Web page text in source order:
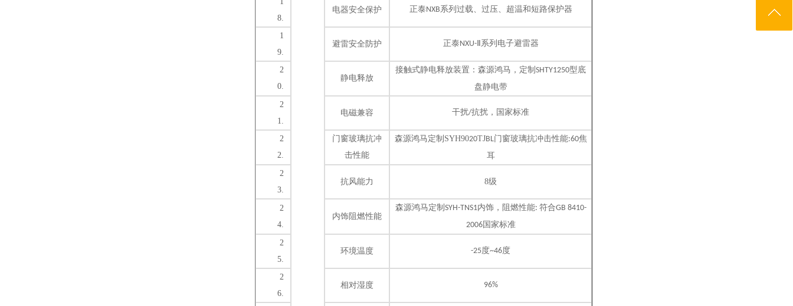
8.
电器安全保护 正泰NXB系列 过载、过压、超温和短路保护器
1
9.
避雷安全防护 正泰NXU-Ⅱ系列 电子避雷器
2
0.
静电释放
接触式静电释放装置： 森源鸿马，定制 SHTY1250型底
盘静电带
2
1.
电磁兼容 干扰/抗扰，国家标准
2
2.
门窗玻璃抗冲
击性能
森源鸿马定制 SYH9020TJBL门窗玻璃抗冲击性能:60焦
耳
2
3.
抗风能力 8级
2
4.
内饰阻燃性能
森源鸿马定制 SYH-TNS1内饰，阻燃性能: 符合GB 8410-
2006国家标准
2
5.
环境温度 -25度~46度
2
6.
相对湿度 96%